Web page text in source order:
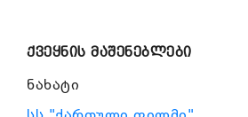
ქვეყნის მაშენებლები
ნახატი